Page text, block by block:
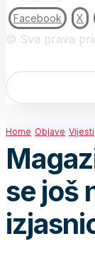
Facebook X
© Sva prava
Home Objave Vijesti
se još